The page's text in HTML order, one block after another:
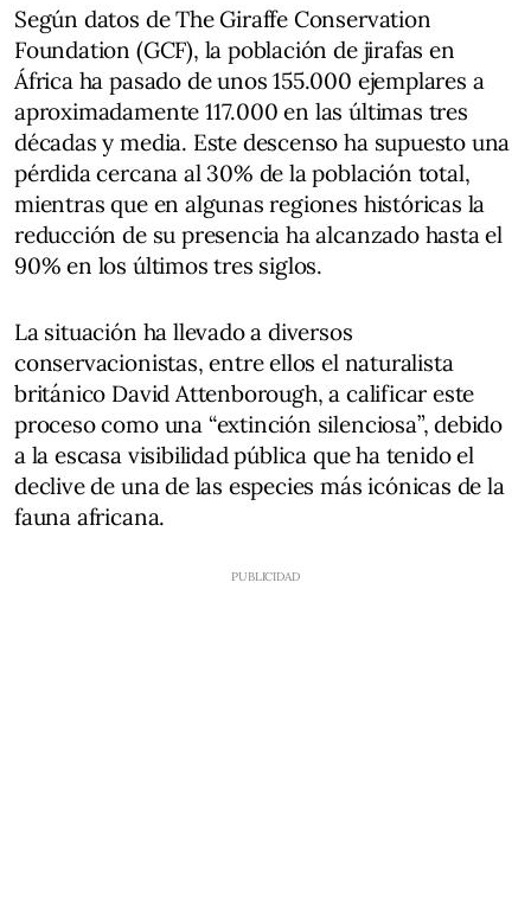
Según datos de The Giraffe Conservation
Foundation (GCF), la población de jirafas en
África ha pasado de unos 155.000 ejemplares a
aproximadamente 117.000 en las últimas tres
décadas y media. Este descenso ha supuesto una
pérdida cercana al 30% de la población total,
mientras que en algunas regiones históricas la
reducción de su presencia ha alcanzado hasta el
90% en los últimos tres siglos.
La situación ha llevado a diversos
conservacionistas, entre ellos el naturalista
británico David Attenborough, a calificar este
proceso como una “extinción silenciosa”, debido
a la escasa visibilidad pública que ha tenido el
declive de una de las especies más icónicas de la
fauna africana.